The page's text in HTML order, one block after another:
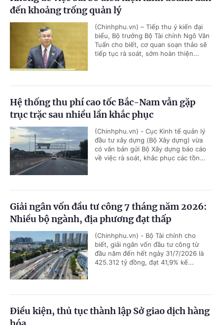
đến khoảng trống quản lý
(Chinhphu.vn) – Tiếp thu ý kiến đại
biểu, Bộ trưởng Bộ Tài chính Ngô Văn
Tuấn cho biết, cơ quan soạn thảo sẽ
tiếp tục rà soát, sớm hoàn thiện...
Hệ thống thu phí cao tốc Bắc-Nam vẫn gặp
trục trặc sau nhiều lần khắc phục
(Chinhphu.vn) - Cục Kinh tế quản lý
đầu tư xây dựng (Bộ Xây dựng) vừa
có văn bản gửi Bộ Xây dựng báo cáo
về việc rà soát, khắc phục các tồn...
Giải ngân vốn đầu tư công 7 tháng năm 2026:
Nhiều bộ ngành, địa phương đạt thấp
(Chinhphu.vn) - Bộ Tài chính cho
biết, giải ngân vốn đầu tư công từ
đầu năm đến hết ngày 31/7/2026 là
425.312 tỷ đồng, đạt 41,9% kế...
Điều kiện, thủ tục thành lập Sở giao dịch hàng